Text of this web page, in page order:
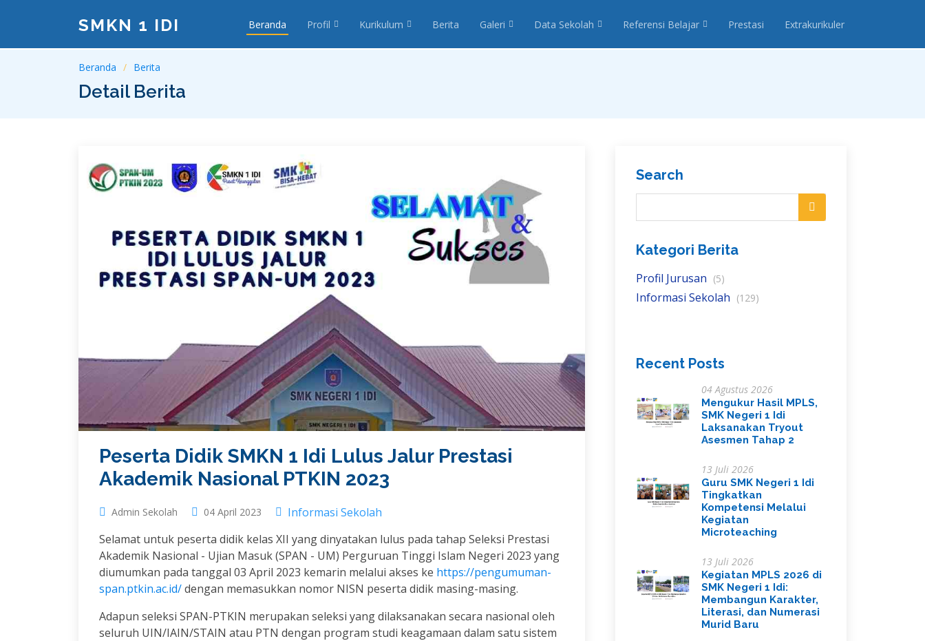
SMKN 1 IDI Beranda Profil Kurikulum Berita Galeri Data Sekolah Referensi Belajar Prestasi Extrakurikuler
Beranda Berita
Detail Berita
Peserta Didik SMKN 1 Idi Lulus Jalur Prestasi
Akademik Nasional PTKIN 2023
Admin Sekolah 04 April 2023
Informasi Sekolah
Selamat untuk peserta didik kelas XII yang dinyatakan lulus pada tahap Seleksi Prestasi
Akademik Nasional - Ujian Masuk (SPAN - UM) Perguruan Tinggi Islam Negeri 2023 yang
diumumkan pada tanggal 03 April 2023 kemarin melalui akses ke https://pengumuman-
span.ptkin.ac.id/dengan memasukkan nomor NISN peserta didik masing-masing.
Adapun seleksi SPAN-PTKIN merupakan seleksi yang dilaksanakan secara nasional oleh
seluruh UIN/IAIN/STAIN atau PTN dengan program studi keagamaan dalam satu sistem
Search
Kategori Berita
Profil Jurusan (5)
Informasi Sekolah (129)
Recent Posts
04 Agustus 2026
Mengukur Hasil MPLS,
SMK Negeri 1 Idi
Laksanakan Tryout
Asesmen Tahap 2
13 Juli 2026
Guru SMK Negeri 1 Idi
Tingkatkan
Kompetensi Melalui
Kegiatan
Microteaching
13 Juli 2026
Kegiatan MPLS 2026 di
SMK Negeri 1 Idi:
Membangun Karakter,
Literasi, dan Numerasi
Murid Baru